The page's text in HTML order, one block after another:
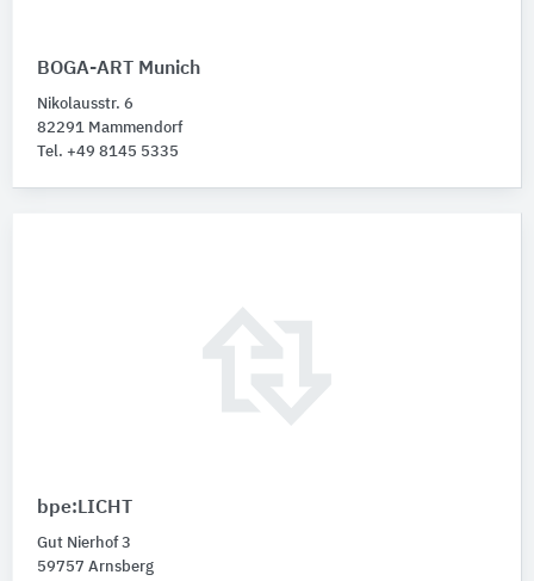
BOGA-ART Munich
Nikolausstr. 6
82291 Mammendorf
Tel. +49 8145 5335
bpe:LICHT
Gut Nierhof 3
59757 Arnsberg